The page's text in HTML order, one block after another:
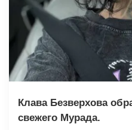
Клава Безверхова
свежего Мурада.